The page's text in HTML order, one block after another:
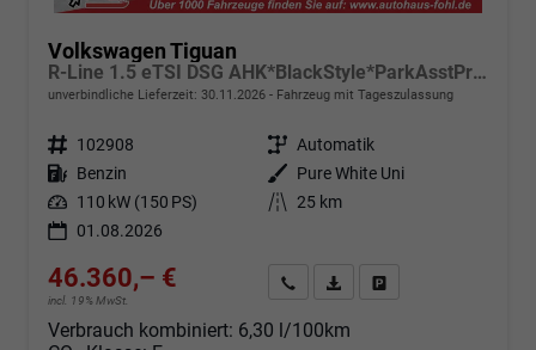
Volkswagen Tiguan
R-Line 1.5 eTSI DSG AHK*BlackStyle*ParkAsstPro*360° Kamera*Android Auto*Navi*SHZ*Matrix*HUD
unverbindliche Lieferzeit: 30.11.2026 Fahrzeug mit Tageszulassung
Fahrzeugnr. 102908 Getriebe Automatik
Kraftstoff Benzin Außenfarbe
Pure White Uni
Leistung 110 kW (150 PS) Kilometerstand 25 km
01.08.2026
46.360,– €
incl. 19% MwSt.
Angebot anfordern
Fahrzeugexpose (PDF)
Verbrauch kombiniert: 6,30 l/100km